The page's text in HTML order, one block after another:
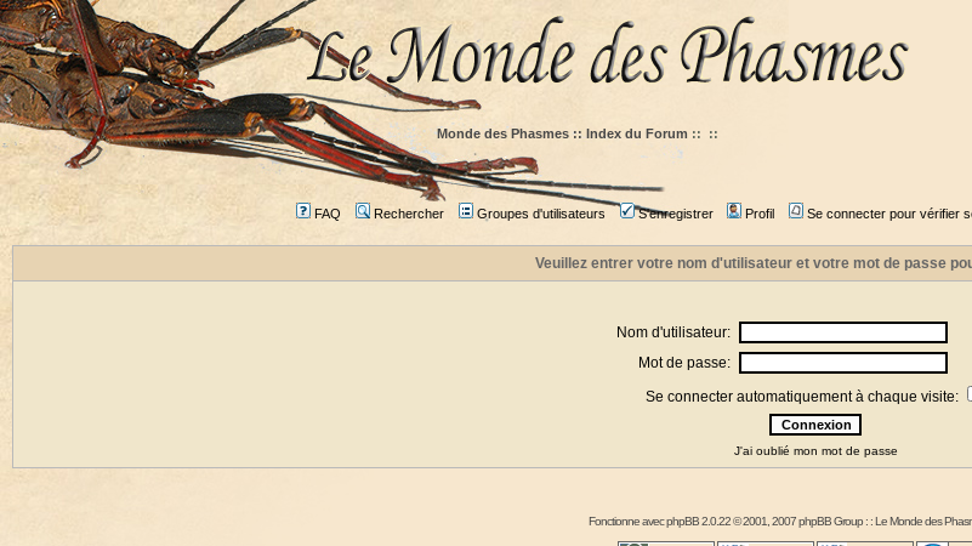
Monde des Phasmes :: Index du Forum :: ::
FAQ Rechercher Groupes d'utilisateurs S'enregistrer Profil Se connecter pour vérifier
Veuillez entrer votre nom d'utilisateur et votre mot de passe
Nom d'utilisateur:
Mot de passe:
Se connecter automatiquement à chaque visite:
J'ai oublié mon mot de passe
Fonctionne avecphpBB2.0.22 © 2001, 2007 phpBB Group : :Le Monde des